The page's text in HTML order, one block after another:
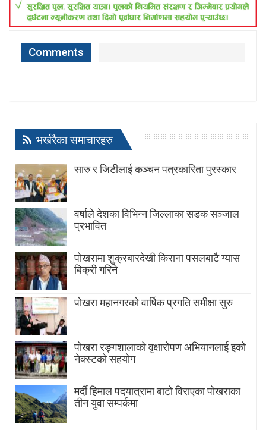
Comments
भर्खरैका समाचारहरु
सारु र जिटीलाई कञ्चन पत्रकारिता पुरस्कार
वर्षाले देशका विभिन्न जिल्लाका सडक सञ्जाल
प्रभावित
पोखरामा शुक्रबारदेखी किराना पसलबाटै ग्यास
बिक्री गरिने
पोखरा महानगरको वार्षिक प्रगति समीक्षा सुरु
पोखरा रङ्गशालाको वृक्षारोपण अभियानलाई इको
नेक्स्टको सहयोग
मर्दी हिमाल पदयात्रामा बाटाे विराएका पाेखराका
तीन युवा सम्पर्कमा